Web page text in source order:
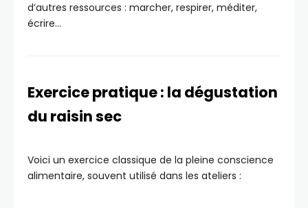
d’autres ressources : marcher, respirer, méditer,
écrire…
Exercice pratique : la dégustation
du raisin sec
Voici un exercice classique de la pleine conscience
alimentaire, souvent utilisé dans les ateliers :